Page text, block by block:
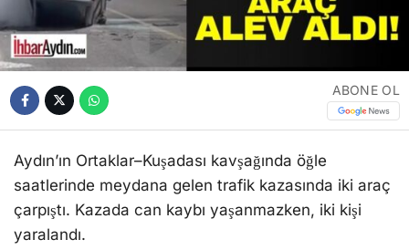
ABONE OL
Aydın’ın Ortaklar–Kuşadası kavşağında öğle
saatlerinde meydana gelen trafik kazasında iki araç
çarpıştı. Kazada can kaybı yaşanmazken, iki kişi
yaralandı.